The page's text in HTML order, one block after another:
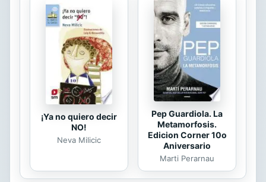
¡Ya no quiero decir
NO!
Neva Milicic
Pep Guardiola. La
Metamorfosis.
Edicion Corner 10o
Aniversario
Marti Perarnau